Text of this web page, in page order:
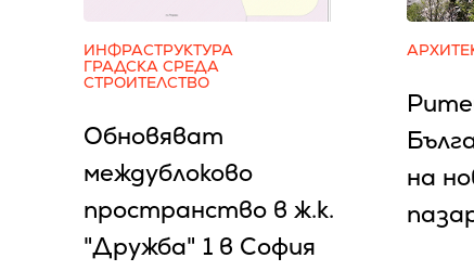
ИНФРАСТРУКТУРА
ГРАДСКА СРЕДА
СТРОИТЕЛСТВО
Обновяват
междублоково
пространство в ж.к.
"Дружба" 1 в София
на